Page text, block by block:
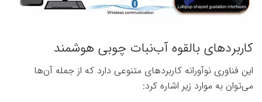
کاربردهای بالقوه آب‌نبات چوبی هوشمند
این فناوری نوآورانه کاربردهای متنوعی دارد که از جمله آن‌ها
می‌توان به موارد زیر اشاره کرد: